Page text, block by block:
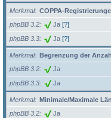
Merkmal
COPPA-
phpBB 3.2
Ja [?]
phpBB 3.3 Ja [?]
Merkmal
Begrenzung der
phpBB 3.2
Ja
phpBB 3.3 Ja
Merkmal
Minimale/Maximale
phpBB 3.2
Ja